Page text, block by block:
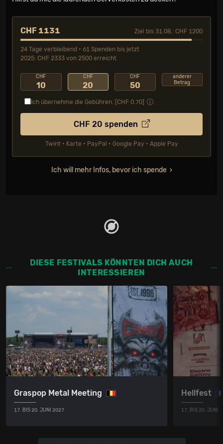
CHF 1131 Ziel bis 31.08.: CHF 1200
24 Tage verbleibend • 61 Spenden bis jetzt
2025: CHF 2333 von 2500 erreicht
CHF
10
CHF
20
CHF
50
anderer
Betrag
Ich übernehme die Gebühren. [CHF 0.70]
CHF 20 spenden
Twint • Karte • PayPal • Google Pay • Apple Pay
Ich will mehr Infos, bevor ich spende
DIESE FESTIVALS KÖNNTEN DICH AUCH
INTERESSIEREN
Graspop Metal Meeting
17. BIS 20. JUNI 2027
Hellfest
17. BIS 20. JUNI